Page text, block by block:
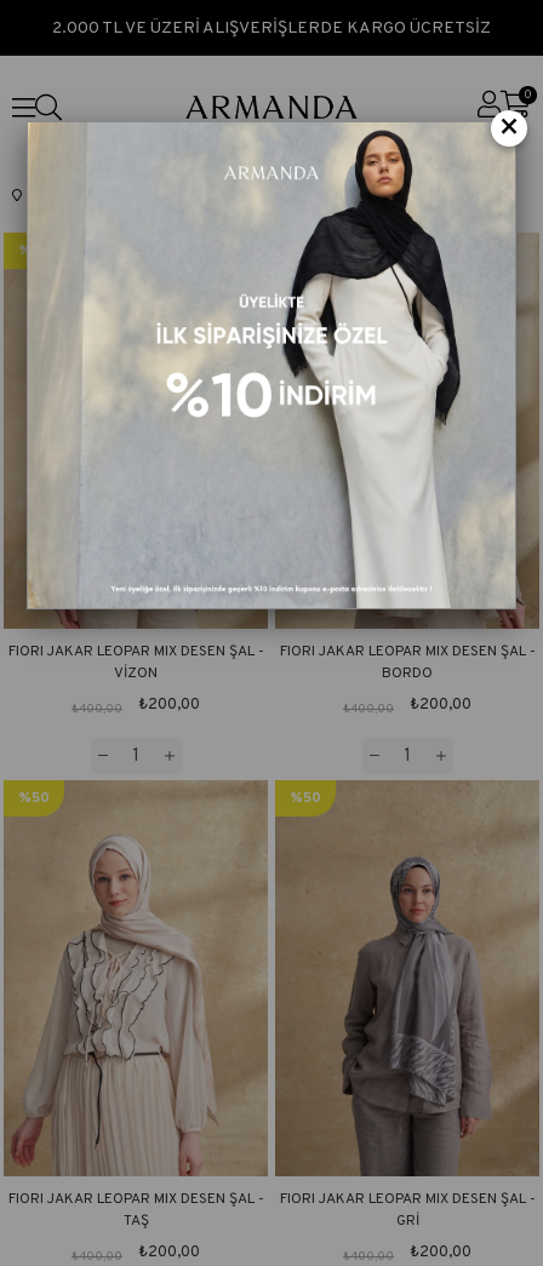
2.000 TL VE ÜZERİ ALIŞVERİŞLERDE KARGO ÜCRETSİZ
0
FIORI JAKAR LEOPAR MIX DESEN ŞAL -
VİZON
₺200,00
₺400,00
%50
FIORI JAKAR LEOPAR MIX DESEN ŞAL -
BORDO
₺200,00
₺400,00
%50
İndirim
FIORI JAKAR LEOPAR MIX DESEN ŞAL -
TAŞ
₺200,00
₺400,00
%50
FIORI JAKAR LEOPAR MIX DESEN ŞAL -
GRİ
₺200,00
₺400,00
%50
×